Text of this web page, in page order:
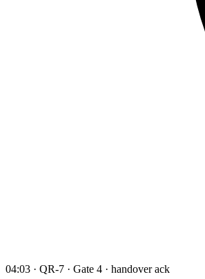
04:03 · QR-7 · Gate 4 · handover ack